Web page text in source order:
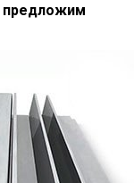
предложим